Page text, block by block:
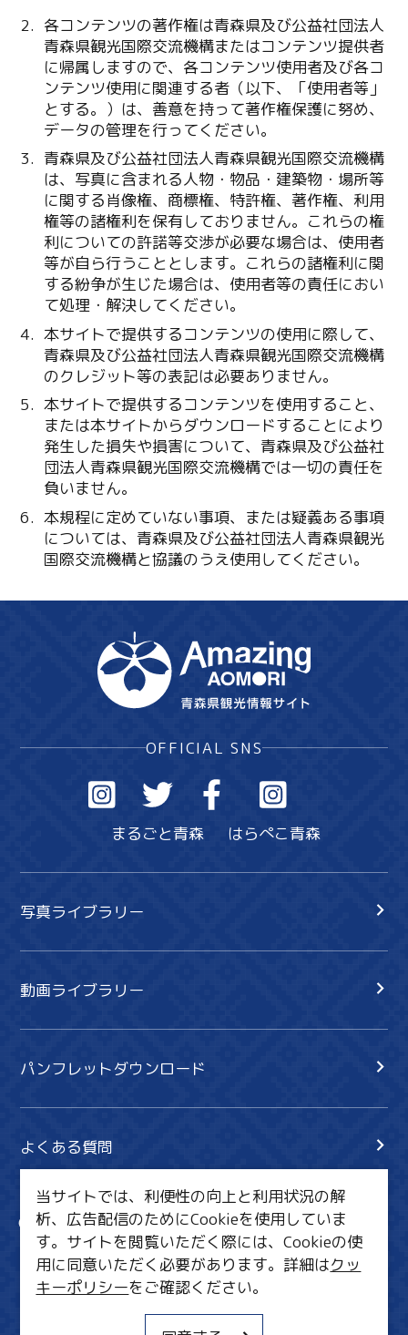
各コンテンツの著作権は青森県及び公益社団法人
青森県観光国際交流機構またはコンテンツ提供者
に帰属しますので、各コンテンツ使用者及び各コ
ンテンツ使用に関連する者（以下、「使用者等」
とする。）は、善意を持って著作権保護に努め、
データの管理を行ってください。
青森県及び公益社団法人青森県観光国際交流機構
は、写真に含まれる人物・物品・建築物・場所等
に関する肖像権、商標権、特許権、著作権、利用
権等の諸権利を保有しておりません。これらの権
利についての許諾等交渉が必要な場合は、使用者
等が自ら行うこととします。これらの諸権利に関
する紛争が生じた場合は、使用者等の責任におい
て処理・解決してください。
本サイトで提供するコンテンツの使用に際して、
青森県及び公益社団法人青森県観光国際交流機構
のクレジット等の表記は必要ありません。
本サイトで提供するコンテンツを使用すること、
または本サイトからダウンロードすることにより
発生した損失や損害について、青森県及び公益社
団法人青森県観光国際交流機構では一切の責任を
負いません。
本規程に定めていない事項、または疑義ある事項
については、青森県及び公益社団法人青森県観光
国際交流機構と協議のうえ使用してください。
OFFICIAL SNS
まるごと青森 はらぺこ青森
写真ライブラリー
動画ライブラリー
パンフレットダウンロード
よくある質問
サイト内検索
共有
行きたいリスト
MICE・教育・観光事業者の皆様へ
Copy URL
当サイトでは、利便性の向上と利用状況の解
析、広告配信のためにCookieを使用していま
す。サイトを閲覧いただく際には、Cookieの使
用に同意いただく必要があります。詳細はクッ
キーポリシーをご確認ください。